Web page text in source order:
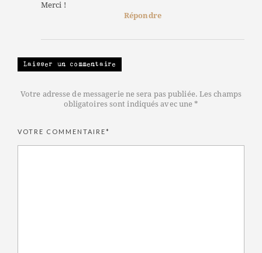
Merci !
Répondre
Laisser un commentaire
Votre adresse de messagerie ne sera pas publiée. Les champs
obligatoires sont indiqués avec une *
VOTRE COMMENTAIRE*